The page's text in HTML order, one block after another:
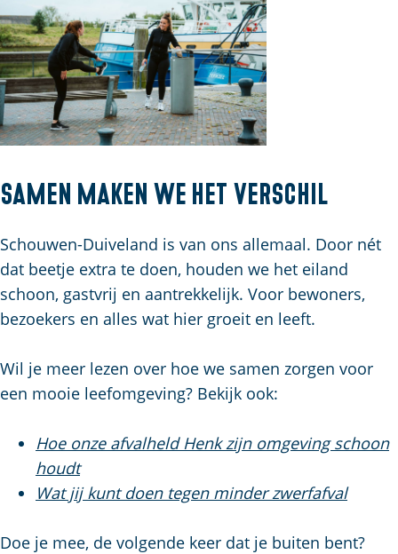
Samen maken we het verschil
Schouwen-Duiveland is van ons allemaal. Door nét
dat beetje extra te doen, houden we het eiland
schoon, gastvrij en aantrekkelijk. Voor bewoners,
bezoekers en alles wat hier groeit en leeft.
Wil je meer lezen over hoe we samen zorgen voor
een mooie leefomgeving? Bekijk ook:
Hoe onze afvalheld Henk zijn omgeving schoon
houdt
Wat jij kunt doen tegen minder zwerfafval
Doe je mee, de volgende keer dat je buiten bent?